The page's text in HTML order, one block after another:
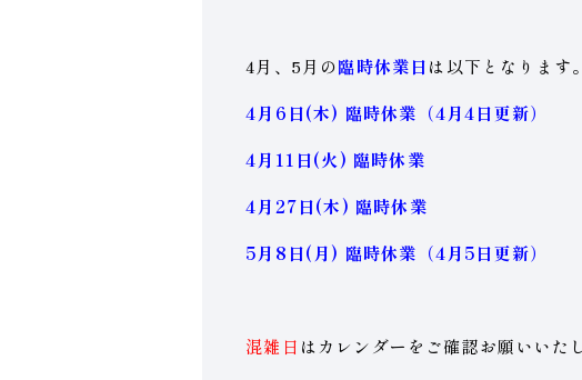
4月、5月の臨時休業日は以下となります。
4月6日(木) 臨時休業（4月4日更新）
4月11日(火) 臨時休業
4月27日(木) 臨時休業
5月8日(月) 臨時休業（4月5日更新）
混雑日 はカレンダーをご確認お願いいた